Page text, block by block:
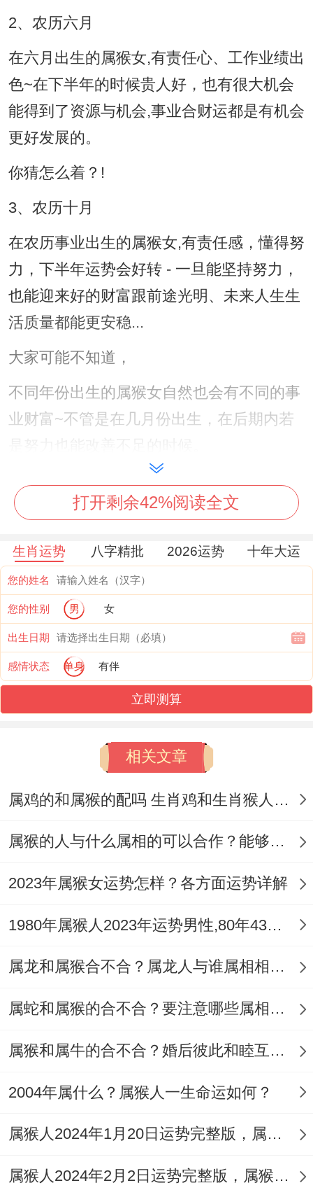
2、农历六月
在六月出生的属猴女,有责任心、工作业绩出
色~在下半年的时候贵人好，也有很大机会
能得到了资源与机会,事业合财运都是有机会
更好发展的。
你猜怎么着？!
3、农历十月
在农历事业出生的属猴女,有责任感，懂得努
力，下半年运势会好转 - 一旦能坚持努力，
也能迎来好的财富跟前途光明、未来人生生
活质量都能更安稳...
大家可能不知道，
不同年份出生的属猴女自然也会有不同的事
业财富~不管是在几月份出生，在后期内若
属猴女，性格机智与聪慧 - 善于思考合找原
因问题，在面对挑战的时候都能有理性与表
子都能很好融入 - 独立性强。
不喜欢依赖人，也会有自我主张的能力,能更
好带动到生活！
【属猴怎么做能增加财气还有增加运气】
运气跟财气~在家居或者是办公室的东北方
动、这类植物都能吸引到财运，能够提高到
了意想不到的横财，绿色植物能增加到财运
维持好的财运，在东北方布置这类植物，都
能提高与累积到财运的...
来说都能够借助下吉祥物的作用都行、在办
佩戴红绳能转运，让职场上都能得到好机遇,
财运方面则是能转运，可以佩戴黄金饰品，
人在后期的财气与运气能稳重提高。
打开剩余42%阅读全文
生肖运势 八字精批 2026运势 十年大运
您的姓名
您的性别 男 女
出生日期
感情状态 单身 有伴
立即测算
相关文章
属鸡的和属猴的配吗 生肖鸡和生肖猴人婚姻相配吗
​属猴的人与什么属相的可以合作？能够属相相合？
2023年属猴女运势怎样？各方面运势详解
1980年属猴人2023年运势男性,80年43岁属猴男2023年每月运程怎么样
属龙和属猴合不合？属龙人与谁属相相合？
属蛇和属猴的合不合？要注意哪些属相相克的生肖？
属猴和属牛的合不合？婚后彼此和睦互相成就
2004年属什么？属猴人一生命运如何？
属猴人2024年1月20日运势完整版，属猴2024年1月20日今日运势如何
属猴人2024年2月2日运势完整版，属猴2024年2月2日今日运势如何